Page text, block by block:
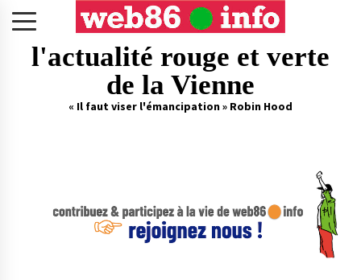
l'actualité rouge et verte
de la Vienne
« Il faut viser l'émancipation » Robin Hood